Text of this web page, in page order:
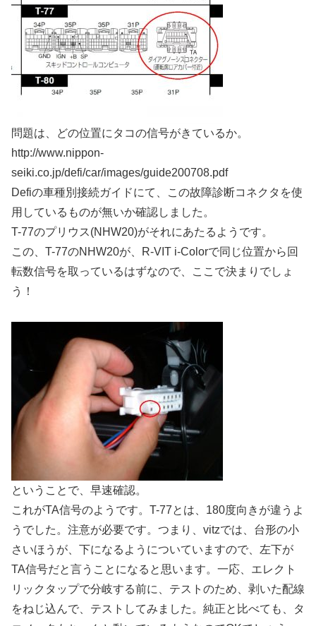
問題は、どの位置にタコの信号がきているか。
http://www.nippon-
seiki.co.jp/defi/car/images/guide200708.pdf
Defiの車種別接続ガイドにて、この故障診断コネクタを使
用しているものが無いか確認しました。
T-77のプリウス(NHW20)がそれにあたるようです。
この、T-77のNHW20が、R-VIT i-Colorで同じ位置から回
転数信号を取っているはずなので、ここで決まりでしょ
う！
ということで、早速確認。
これがTA信号のようです。T-77とは、180度向きが違うよ
うでした。注意が必要です。つまり、vitzでは、台形の小
さいほうが、下になるようについていますので、左下が
TA信号だと言うことになると思います。一応、エレクト
リックタップで分岐する前に、テストのため、剥いた配線
をねじ込んで、テストしてみました。純正と比べても、タ